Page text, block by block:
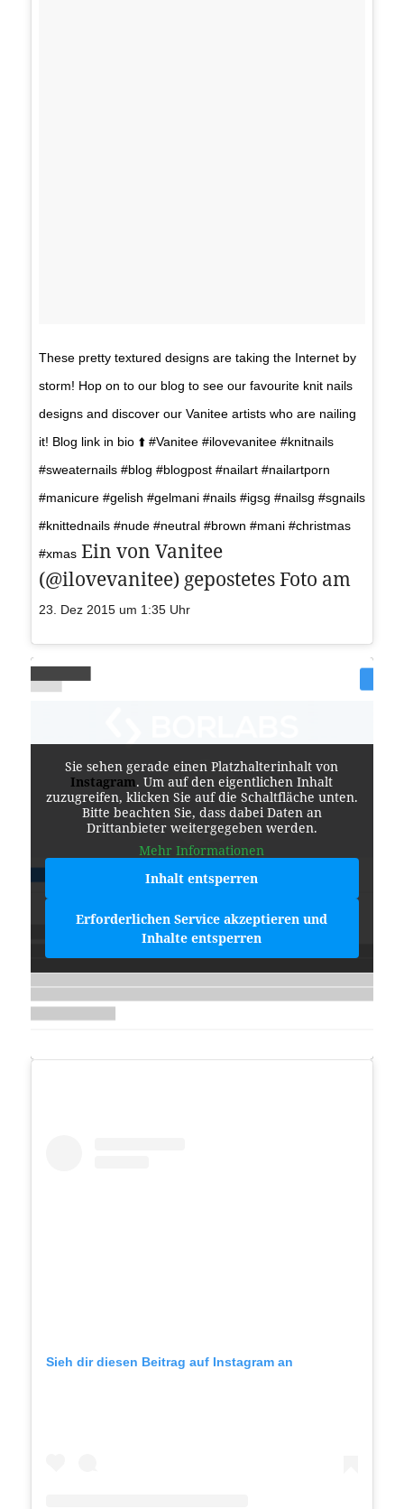
These pretty textured designs are taking the Internet by
storm! Hop on to our blog to see our favourite knit nails
designs and discover our Vanitee artists who are nailing
it! Blog link in bio ⬆️ #Vanitee #ilovevanitee #knitnails
#sweaternails #blog #blogpost #nailart #nailartporn
#manicure #gelish #gelmani #nails #igsg #nailsg #sgnails
#knittednails #nude #neutral #brown #mani #christmas
#xmasEin von Vanitee
(@ilovevanitee) gepostetes Foto am
23. Dez 2015 um 1:35 Uhr
Sie sehen gerade einen Platzhalterinhalt von
Instagram. Um auf den eigentlichen Inhalt
zuzugreifen, klicken Sie auf die Schaltfläche unten.
Bitte beachten Sie, dass dabei Daten an
Drittanbieter weitergegeben werden.
Mehr Informationen
Inhalt entsperren
Erforderlichen Service akzeptieren und
Inhalte entsperren
Sieh dir diesen Beitrag auf Instagram an